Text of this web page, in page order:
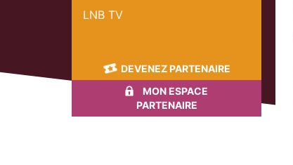
LNB TV
DEVENEZ PARTENAIRE
MON ESPACE
PARTENAIRE